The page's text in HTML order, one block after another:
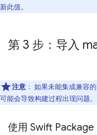
新此值。
第 3 步：导入
注意 ： 如果未能集成兼容
可能会导致构建过程出现问题。
使用 Swift